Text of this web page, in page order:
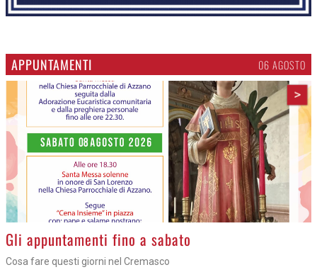
APPUNTAMENTI 06 AGOSTO
>
Gli appuntamenti fino a sabato
Cosa fare questi giorni nel Cremasco